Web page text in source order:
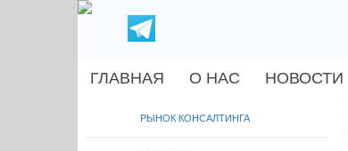
ГЛАВНАЯ О НАС НОВОСТИ
РЫНОК КОНСАЛТИНГА